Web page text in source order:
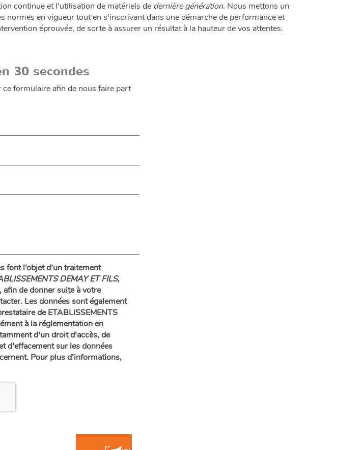
continue et l'utilisation de matériels de dernière génération. Nous mettons un
en vigueur tout en s'inscrivant dans une démarche de performance et
éprouvée, de sorte à assurer un résultat à la hauteur de vos attentes.
30 secondes
formulaire afin de nous faire part
font l’objet d’un traitement
DEMAY ET FILS,
de donner suite à votre
Les données sont également
de ETABLISSEMENTS
à la réglementation en
d'un droit d'accès, de
d'effacement sur les données
Pour plus d’informations,